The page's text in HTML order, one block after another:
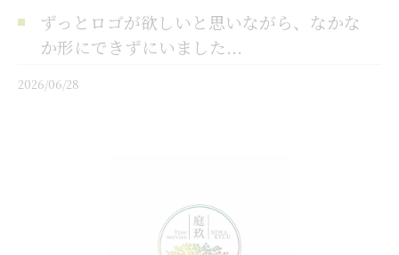
ずっとロゴが欲しいと思いながら、なかな
か形にできずにいました...
2026/06/28